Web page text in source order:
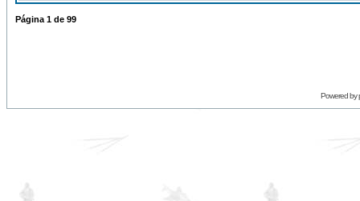
Página 1 de 99
Powered by